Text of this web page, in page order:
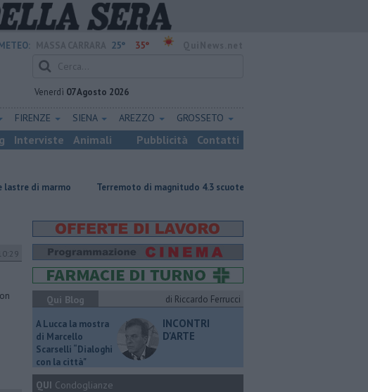
25° 35°
Venerdì 07 Agosto 2026
FIRENZE SIENA AREZZO GROSSETO
Interviste Animali Pubblicità Contatti
Terremoto di magnitudo 4.3 scuote la Toscana
Qui Blog di Riccardo Ferrucci
A Lucca la mostra
di Marcello
Scarselli “Dialoghi
con la città"
INCONTRI
D'ARTE
QUI Condoglianze